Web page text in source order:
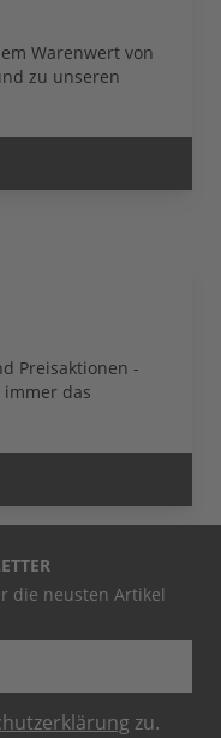
Warenwert von
zu unseren
Preisaktionen -
das
die neusten Artikel
zu.